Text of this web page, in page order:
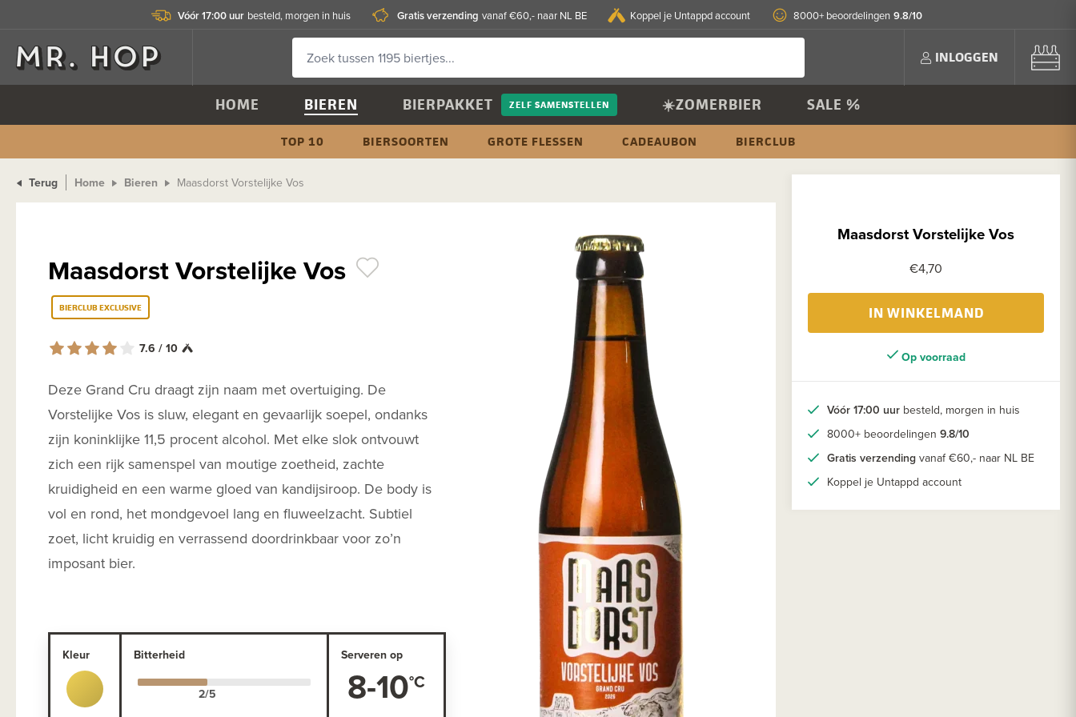
Vóór 17:00 uur besteld, morgen in huis Gratis verzending vanaf €60,- naar NL BE Koppel je Untappd account 8000+ beoordelingen 9.8/10
INLOGGEN
HOME BIEREN BIERPAKKET ZELF SAMENSTELLEN ☀️ZOMERBIER SALE %
TOP 10 BIERSOORTEN GROTE FLESSEN CADEAUBON BIERCLUB
Terug Home Bieren Maasdorst Vorstelijke Vos
Maasdorst Vorstelijke Vos
BIERCLUB EXCLUSIVE
7.6 / 10
Deze Grand Cru draagt zijn naam met overtuiging. De
Vorstelijke Vos is sluw, elegant en gevaarlijk soepel, ondanks
zijn koninklijke 11,5 procent alcohol. Met elke slok ontvouwt
zich een rijk samenspel van moutige zoetheid, zachte
kruidigheid en een warme gloed van kandijsiroop. De body is
vol en rond, het mondgevoel lang en fluweelzacht. Subtiel
zoet, licht kruidig en verrassend doordrinkbaar voor zo’n
imposant bier.
Kleur Bitterheid Serveren op
8-10
Maasdorst Vorstelijke Vos
€4,70
IN WINKELMAND
Op voorraad
Vóór 17:00 uur besteld, morgen in huis
8000+ beoordelingen 9.8/10
Gratis verzending vanaf €60,- naar NL BE
Koppel je Untappd account